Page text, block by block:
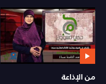
من الإذاعة